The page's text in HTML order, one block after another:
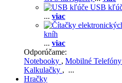
USB
... viac
kníh
... viac
Odporúčame:
Notebooky , Mobilné Telefóny
Kalkulačky , ...
Hračky